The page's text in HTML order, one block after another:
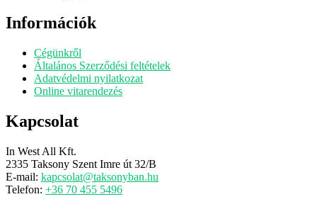
Információk
Cégünkről
Általános Szerződési feltételek
Adatvédelmi nyilatkozat
Online vitarendezés
Kapcsolat
In West All Kft.
2335 Taksony Szent Imre út 32/B
E-mail: kapcsolat@taksonyban.hu
Telefon: +36 70 455 5496